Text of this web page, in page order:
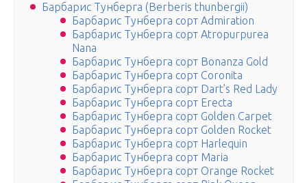
Барбарис Тунберга (Berberis thunbergii)
Барбарис Тунберга сорт Admiration
Барбарис Тунберга сорт Atropurpurea
Nana
Барбарис Тунберга сорт Bonanza Gold
Барбарис Тунберга сорт Coronita
Барбарис Тунберга сорт Dart’s Red Lady
Барбарис Тунберга сорт Erecta
Барбарис Тунберга сорт Golden Carpet
Барбарис Тунберга сорт Golden Rocket
Барбарис Тунберга сорт Harlequin
Барбарис Тунберга сорт Maria
Барбарис Тунберга сорт Orange Rocket